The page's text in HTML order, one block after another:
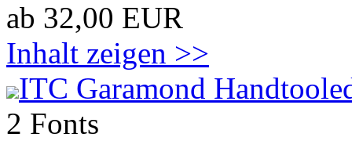
ab 32,00 EUR
Inhalt zeigen >>
ITC Garamond
2 Fonts